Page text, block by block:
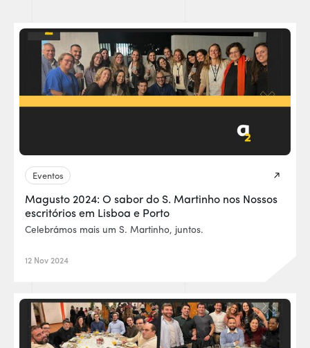
Eventos
Magusto 2024: O sabor do S. Martinho nos Nossos
escritórios em Lisboa e Porto
Celebrámos mais um S. Martinho, juntos.
12 Nov 2024